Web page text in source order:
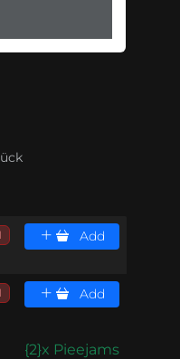
Add
Add
{2}x Pieejams